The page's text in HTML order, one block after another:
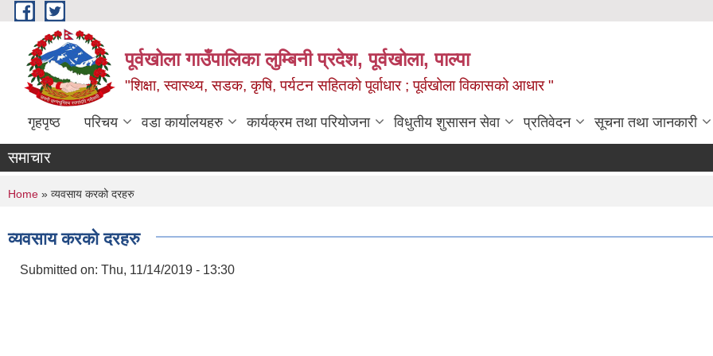
Skip to main content
पूर्वखोला गाउँपालिका लुम्बिनी प्रदेश, पूर्वखोला, पाल्पा
"शिक्षा, स्वास्थ्य, सडक, कृषि, पर्यटन सहितको पूर्वाधार ; पूर्वखोला विकासको आधार "
गृहपृष्ठ परिचय वडा कार्यालयहरु कार्यक्रम तथा परियोजना विधुतीय शुसासन सेवा प्रतिवेदन सूचना तथा जानकारी
समाचार
You are here
Home » व्यवसाय करको दरहरु
व्यवसाय करको दरहरु
Submitted on: Thu, 11/14/2019 - 13:30